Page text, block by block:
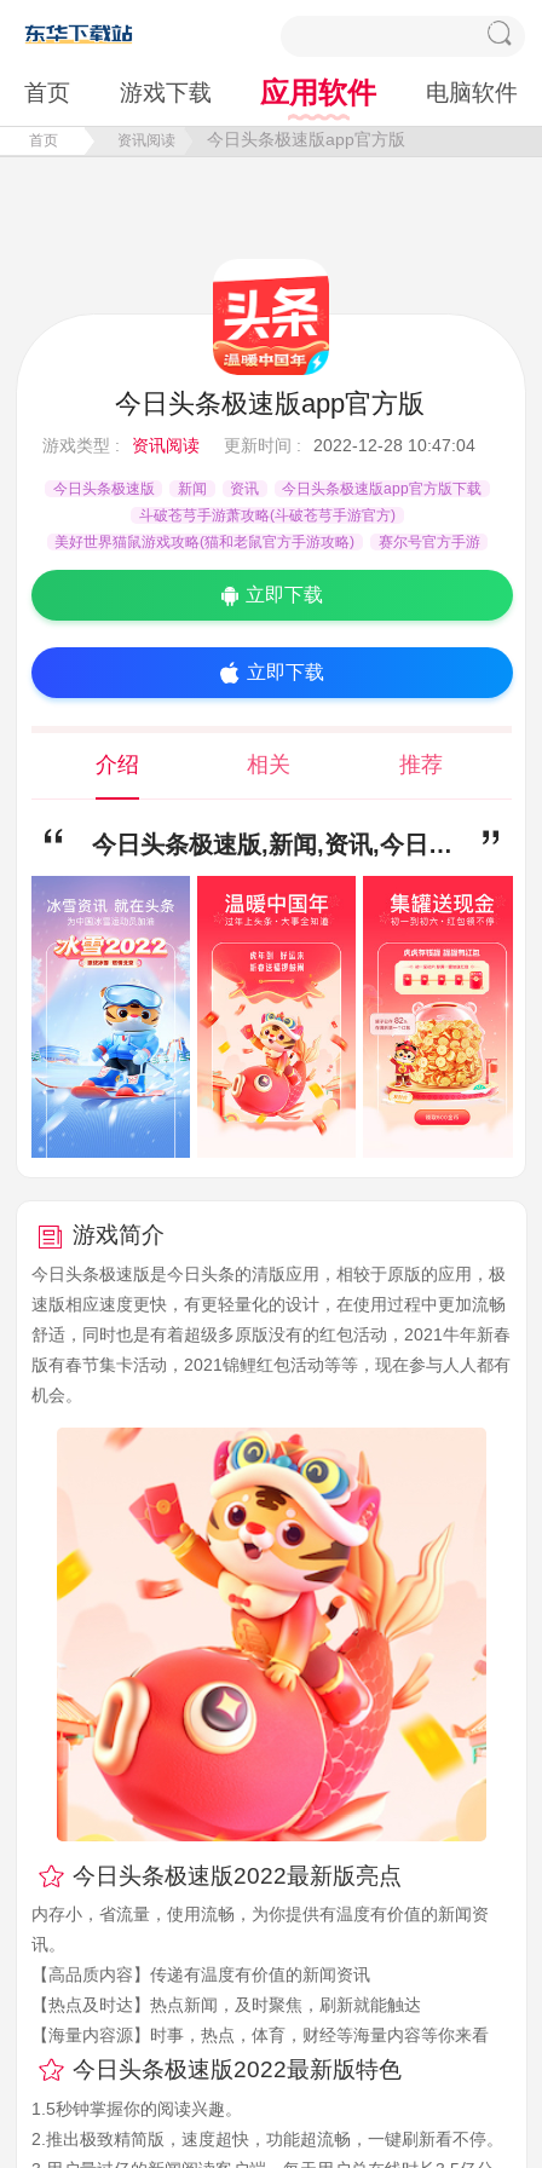
首页 游戏下载 应用软件 电脑软件
首页 资讯阅读 今日头条极速版app官方版
今日头条极速版app官方版
游戏类型 : 资讯阅读 更新时间 : 2022-12-28 10:47:04
今日头条极速版 新闻 资讯
今日头条极速版app官方版下载
斗破苍芎手游萧攻略(斗破苍芎手游官方)
美好世界猫鼠游戏攻略(猫和老鼠官方手游攻略)
赛尔号官方手游
立即下载
立即下载
介绍 相关 推荐
今日头条极速版,新闻,资讯,今日头条极速版app官方版下载
游戏简介
今日头条极速版是今日头条的清版应用，相较于原版的应用，极
速版相应速度更快，有更轻量化的设计，在使用过程中更加流畅
舒适，同时也是有着超级多原版没有的红包活动，2021牛年新春
版有春节集卡活动，2021锦鲤红包活动等等，现在参与人人都有
机会。
今日头条极速版2022最新版亮点
内存小，省流量，使用流畅，为你提供有温度有价值的新闻资
讯。
【高品质内容】传递有温度有价值的新闻资讯
【热点及时达】热点新闻，及时聚焦，刷新就能触达
【海量内容源】时事，热点，体育，财经等海量内容等你来看
今日头条极速版2022最新版特色
1.5秒钟掌握你的阅读兴趣。
2.推出极致精简版，速度超快，功能超流畅，一键刷新看不停。